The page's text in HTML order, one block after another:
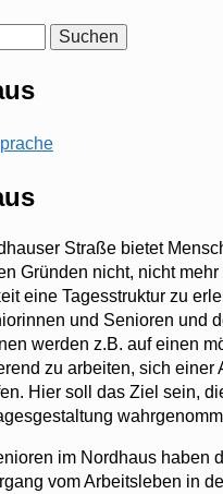
Straße bietet
Gründen nicht, nicht
eine Tagesstruktur zu
und Senioren und
werden z.B. auf einen
zu arbeiten, sich
Hier soll das Ziel sein,
im Nordhaus haben
vom Arbeitsleben in